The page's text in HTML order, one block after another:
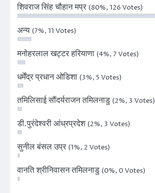
शिवराज सिंह चौहान मप्र (80%, 126 Votes)
अन्य (7%, 11 Votes)
मनोहरलाल खट्टर हरियाणा (4%, 7 Votes)
धर्मेंद्र प्रधान ओडिशा (3%, 5 Votes)
तमिलिसाई सौंदर्यराजन तमिलनाडु (2%, 3 Votes)
डी.पुरंदेश्वरी आंध्रप्रदेश (2%, 3 Votes)
सुनील बंसल उप्र (1%, 2 Votes)
वानति श्रीनिवासन तमिलनाडु (0%, 0 Votes)